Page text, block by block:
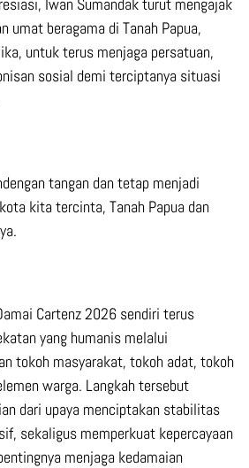
umat beragama di Tanah Papua,
untuk terus menjaga persatuan,
sosial demi terciptanya situasi
tangan dan tetap menjadi
kita tercinta, Tanah Papua dan
Cartenz 2026 sendiri terus
yang humanis melalui
tokoh masyarakat, tokoh adat, tokoh
warga. Langkah tersebut
dari upaya menciptakan stabilitas
sekaligus memperkuat kepercayaan
menjaga kedamaian